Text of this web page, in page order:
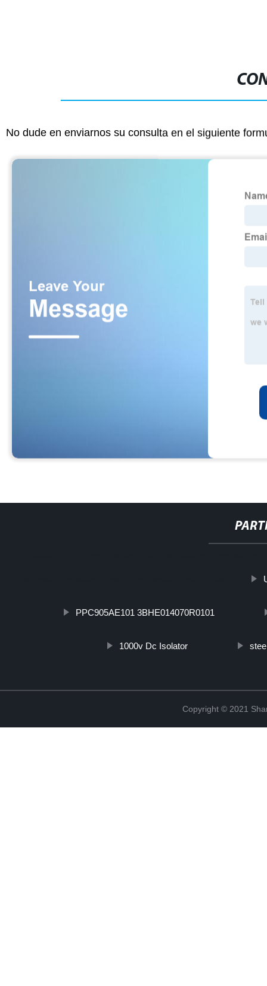
No dude en enviarnos su consulta en el siguiente
PPC905AE101 3BHE014070R0101
1000v Dc Isolator
Copyright © 2021